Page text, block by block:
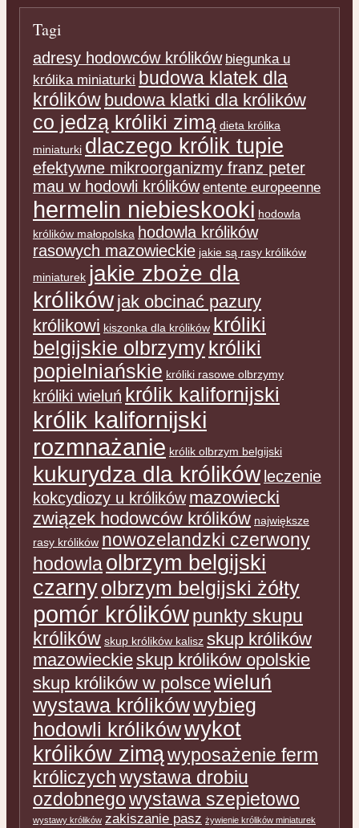
Tagi
adresy hodowców królików biegunka u
królika miniaturki budowa klatek dla
królików budowa klatki dla królików
co jedzą króliki zimą dieta królika
miniaturki dlaczego królik tupie
efektywne mikroorganizmy franz peter
mau w hodowli królików entente europeenne
hermelin niebieskooki hodowla
królików małopolska hodowla królików
rasowych mazowieckie jakie są rasy królików
miniaturek jakie zboże dla
królików jak obcinać pazury
królikowi kiszonka dla królików króliki
belgijskie olbrzymykróliki
popielniańskie króliki rasowe olbrzymy
króliki wieluń królik kalifornijski
królik kalifornijski
rozmnażanie królik olbrzym belgijski
kukurydza dla królików leczenie
kokcydiozy u królików mazowiecki
związek hodowców królików największe
rasy królików nowozelandzki czerwony
hodowlaolbrzym belgijski
czarnyolbrzym belgijski żółty
pomór królikówpunkty skupu
królików skup królików kalisz skup królików
mazowieckieskup królików opolskie
skup królików w polscewieluń
wystawa królikówwybieg
hodowli królikówwykot
królików zimąwyposażenie ferm
króliczychwystawa drobiu
ozdobnegowystawa szepietowo
wystawy królików zakiszanie pasz żywienie królików miniaturek